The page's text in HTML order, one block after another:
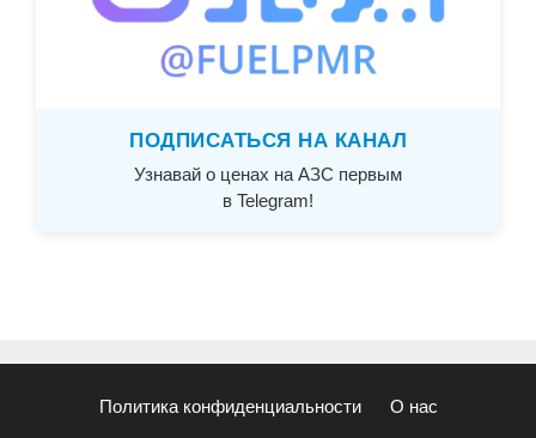
ПОДПИСАТЬСЯ НА КАНАЛ
Узнавай о ценах на АЗС первым
в Telegram!
Политика конфиденциальности О нас